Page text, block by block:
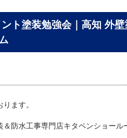
ト塗装勉強会｜高知 外
ます。
防水工事専門店キタペンショール